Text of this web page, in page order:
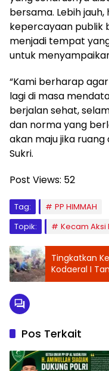
bersama. Lebih
kepercayaan publik
menjadi tempat
untuk
“Kami berharap
lagi di masa
berjalan sehat,
dan norma yang
akan maju jika ruang
Sukri.
Post Views: 52
Tag:
PP HIMMAH
Topik:
Kecam
Tingkatkan
Kodaeral I
270 Hektare
Pos Terkait